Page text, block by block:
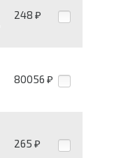
248 ₽
80056 ₽
265 ₽